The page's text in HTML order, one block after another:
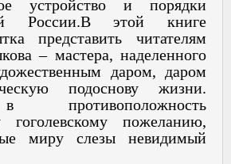
устройство и порядки
России.В этой книге
представить читателям
– мастера, наделенного
даром, даром
подоснову жизни.
гоголевскому пожеланию,
миру слезы невидимый